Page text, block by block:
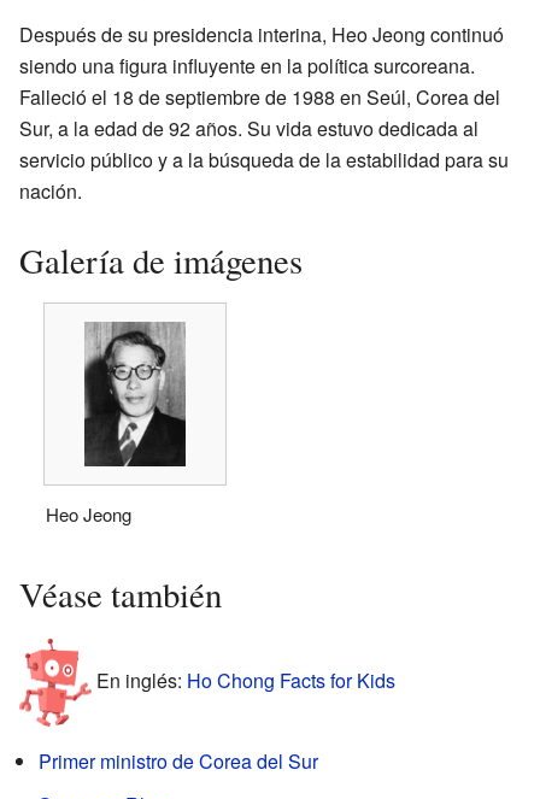
Después de su presidencia interina, Heo Jeong continuó
siendo una figura influyente en la política surcoreana.
Falleció el 18 de septiembre de 1988 en Seúl, Corea del
Sur, a la edad de 92 años. Su vida estuvo dedicada al
servicio público y a la búsqueda de la estabilidad para su
nación.
Galería de imágenes
Heo Jeong
Véase también
En inglés: Ho Chong Facts for Kids
Primer ministro de Corea del Sur